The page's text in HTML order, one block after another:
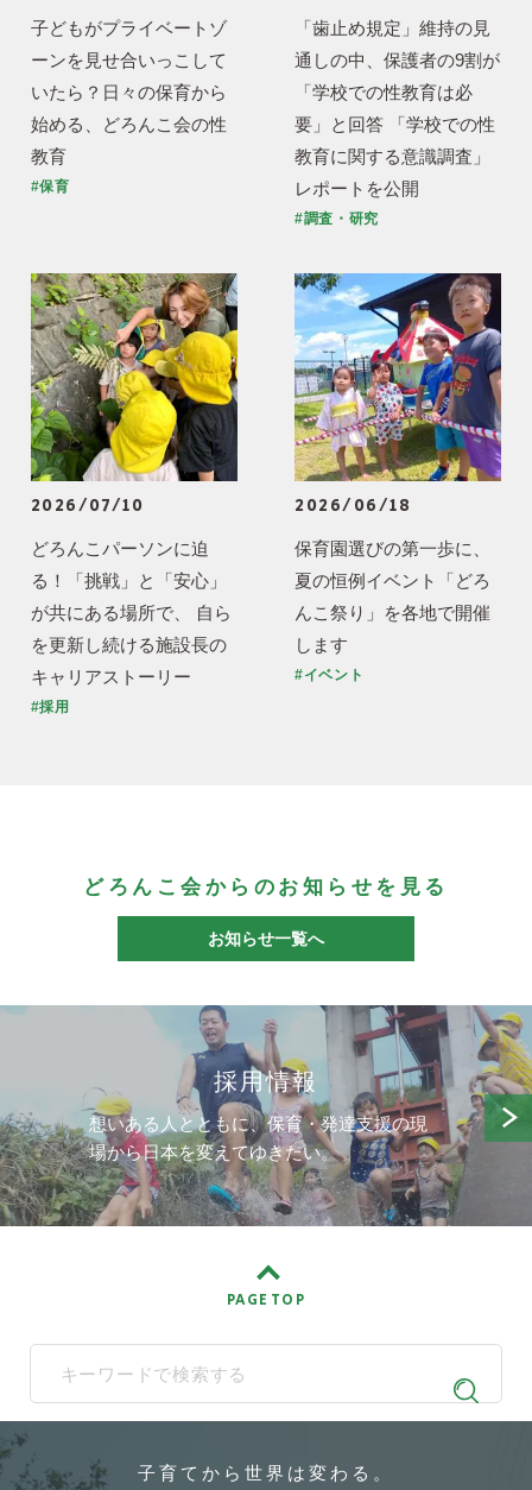
子どもがプライベートゾ
ーンを見せ合いっこして
いたら？日々の保育から
始める、どろんこ会の性
教育
#保育
「歯止め規定」維持の見
通しの中、保護者の9割が
「学校での性教育は必
要」と回答 「学校での性
教育に関する意識調査」
レポートを公開
#調査・研究
2026/07/10
どろんこパーソンに迫
る！「挑戦」と「安心」
が共にある場所で、 自ら
を更新し続ける施設長の
キャリアストーリー
#採用
2026/06/18
保育園選びの第一歩に、
夏の恒例イベント「どろ
んこ祭り」を各地で開催
します
#イベント
どろんこ会からのお知らせを見る
お知らせ一覧へ
採用情報
想いある人とともに、保育・発達支援の現
場から日本を変えてゆきたい。
PAGE TOP
When autocomplete results are available use up and down
子育てから 世界は変わる。